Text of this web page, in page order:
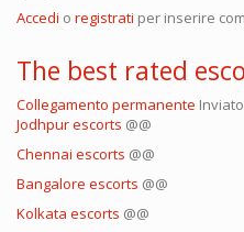
Accedi o registrati per inserire
The best rated
Collegamento permanente
Jodhpur escorts @@
Chennai escorts @@
Bangalore escorts @@
Kolkata escorts @@